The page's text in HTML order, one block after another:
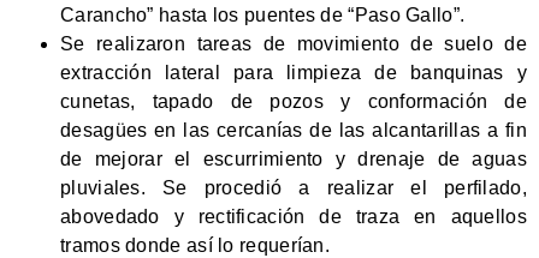
Carancho” hasta los puentes de “Paso Gallo”.
Se realizaron tareas de movimiento de suelo de
extracción lateral para limpieza de banquinas y
cunetas, tapado de pozos y conformación de
desagües en las cercanías de las alcantarillas a fin
de mejorar el escurrimiento y drenaje de aguas
pluviales. Se procedió a realizar el perfilado,
abovedado y rectificación de traza en aquellos
tramos donde así lo requerían.